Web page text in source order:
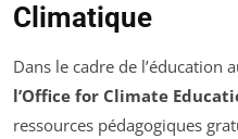
Climatique
Dans le cadre de l’éducation
l’Office for Climate
ressources pédagogiques